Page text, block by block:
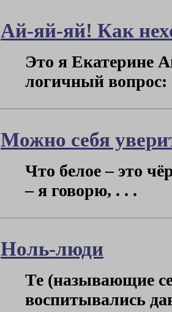
Ай-яй-яй! Как
Это я Екатерине
логичный вопрос:
Можно себя
Что белое – это
– я говорю, . . .
Ноль-люди
Те (называющие
воспитывались